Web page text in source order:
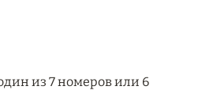
из 7 номеров или 6